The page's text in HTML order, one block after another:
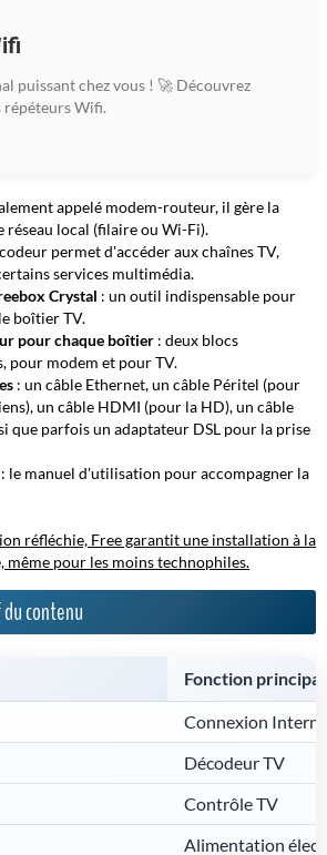
puissant chez vous ! 🚀 Découvrez
répéteurs Wifi.
appelé modem-routeur, il gère la
réseau local (filaire ou Wi-Fi).
permet d'accéder aux chaînes TV,
services multimédia.
Crystal : un outil indispensable pour
boîtier TV.
pour chaque boîtier : deux blocs
pour modem et pour TV.
: un câble Ethernet, un câble Péritel (pour
un câble HDMI (pour la HD), un câble
que parfois un adaptateur DSL pour la prise
: le manuel d'utilisation pour accompagner la
réfléchie, Free garantit une installation à la
pour les moins technophiles.
contenu
Fonction
Connexion
Décodeur TV
Contrôle TV
Alimentation